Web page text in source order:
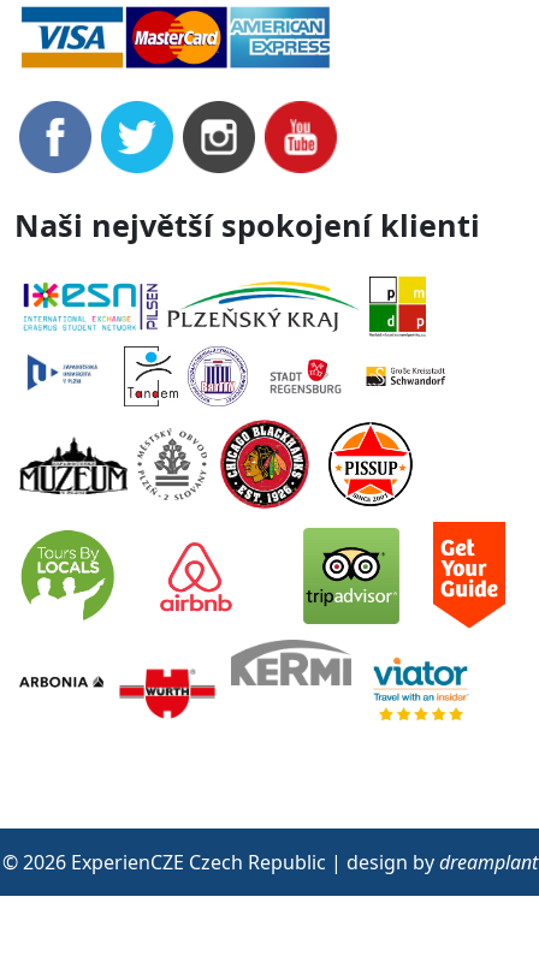
Naši největší spokojení klienti
© 2026 ExperienCZE Czech Republic | design bydreamplant